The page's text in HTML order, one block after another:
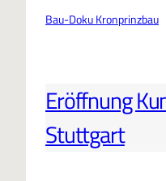
Bau-Doku Kronprinzbau
Eröffnung
Stuttgart